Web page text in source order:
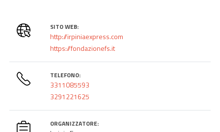
SITO WEB:
http://irpiniaexpress.com
https://fondazionefs.it
TELEFONO:
3311085593
3291221625
ORGANIZZATORE: